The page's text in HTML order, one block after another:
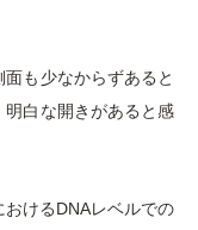
も少なからずあると
明白な開きがあると感
けるDNAレベルでの